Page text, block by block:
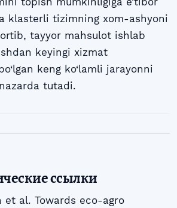
klasterli tizimning xom-ashyoni
tayyor mahsulot ishlab
keyingi xizmat
keng ko‘lamli jarayonni
tutadi.
ссылки
et al. Towards eco-agro